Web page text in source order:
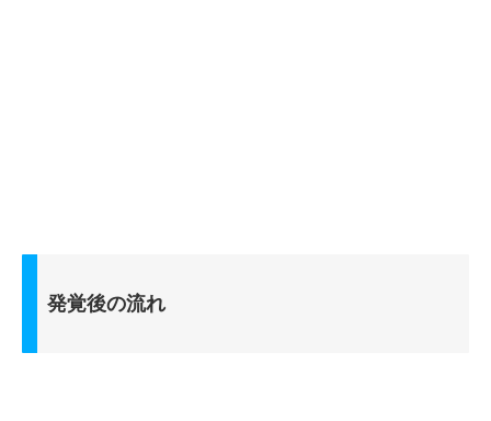
発覚後の流れ